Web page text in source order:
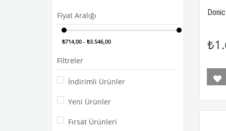
Avalox
Dhs
Palio
Yinhe
Fiyat Aralığı
₺714,00 - ₺3.546,00
Filtreler
İndirimli Ürünler
Yeni Ürünler
Fırsat Ürünleri